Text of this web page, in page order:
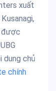
xuất
được
dung chủ
chính